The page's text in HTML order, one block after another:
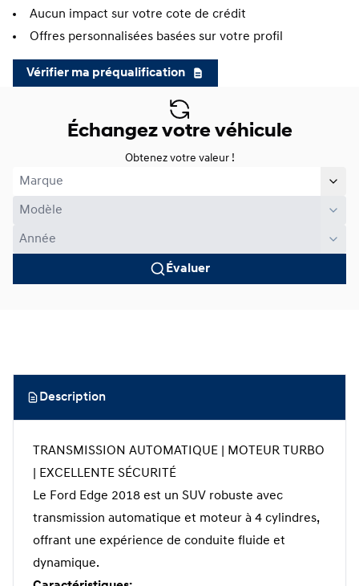
Aucun impact sur votre cote de crédit
Offres personnalisées basées sur votre profil
Vérifier ma préqualification
Échangez votre véhicule
Obtenez votre valeur !
Évaluer
Description
TRANSMISSION AUTOMATIQUE | MOTEUR TURBO
| EXCELLENTE SÉCURITÉ
Le Ford Edge 2018 est un SUV robuste avec
transmission automatique et moteur à 4 cylindres,
offrant une expérience de conduite fluide et
dynamique.